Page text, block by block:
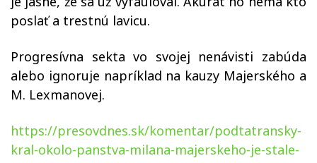
poslať a trestnú lavicu.
Progresívna sekta vo svojej nenávisti zabúda
alebo ignoruje napríklad na kauzy Majerského a
M. Lexmanovej.
https://presovdnes.sk/komentar/podtatransky-
kral-okolo-panstva-milana-majerskeho-je-stale-